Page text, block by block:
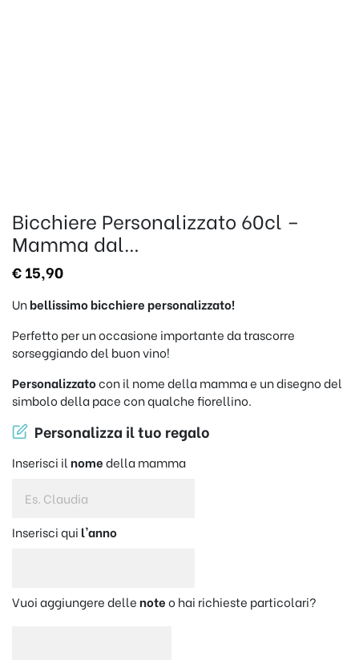
Bicchiere Personalizzato 60cl –
Mamma dal…
€15,90
Unbellissimobicchiere personalizzato!
Perfetto per un occasione importante da trascorre
sorseggiando del buon vino!
Personalizzatocon il nome della mamma e un disegno del
simbolo della pace con qualche fiorellino.
Personalizza il tuo regalo
Inserisci il nomedella mamma
Inserisci qui l'anno
Vuoi aggiungere dellenoteo hai richieste particolari?